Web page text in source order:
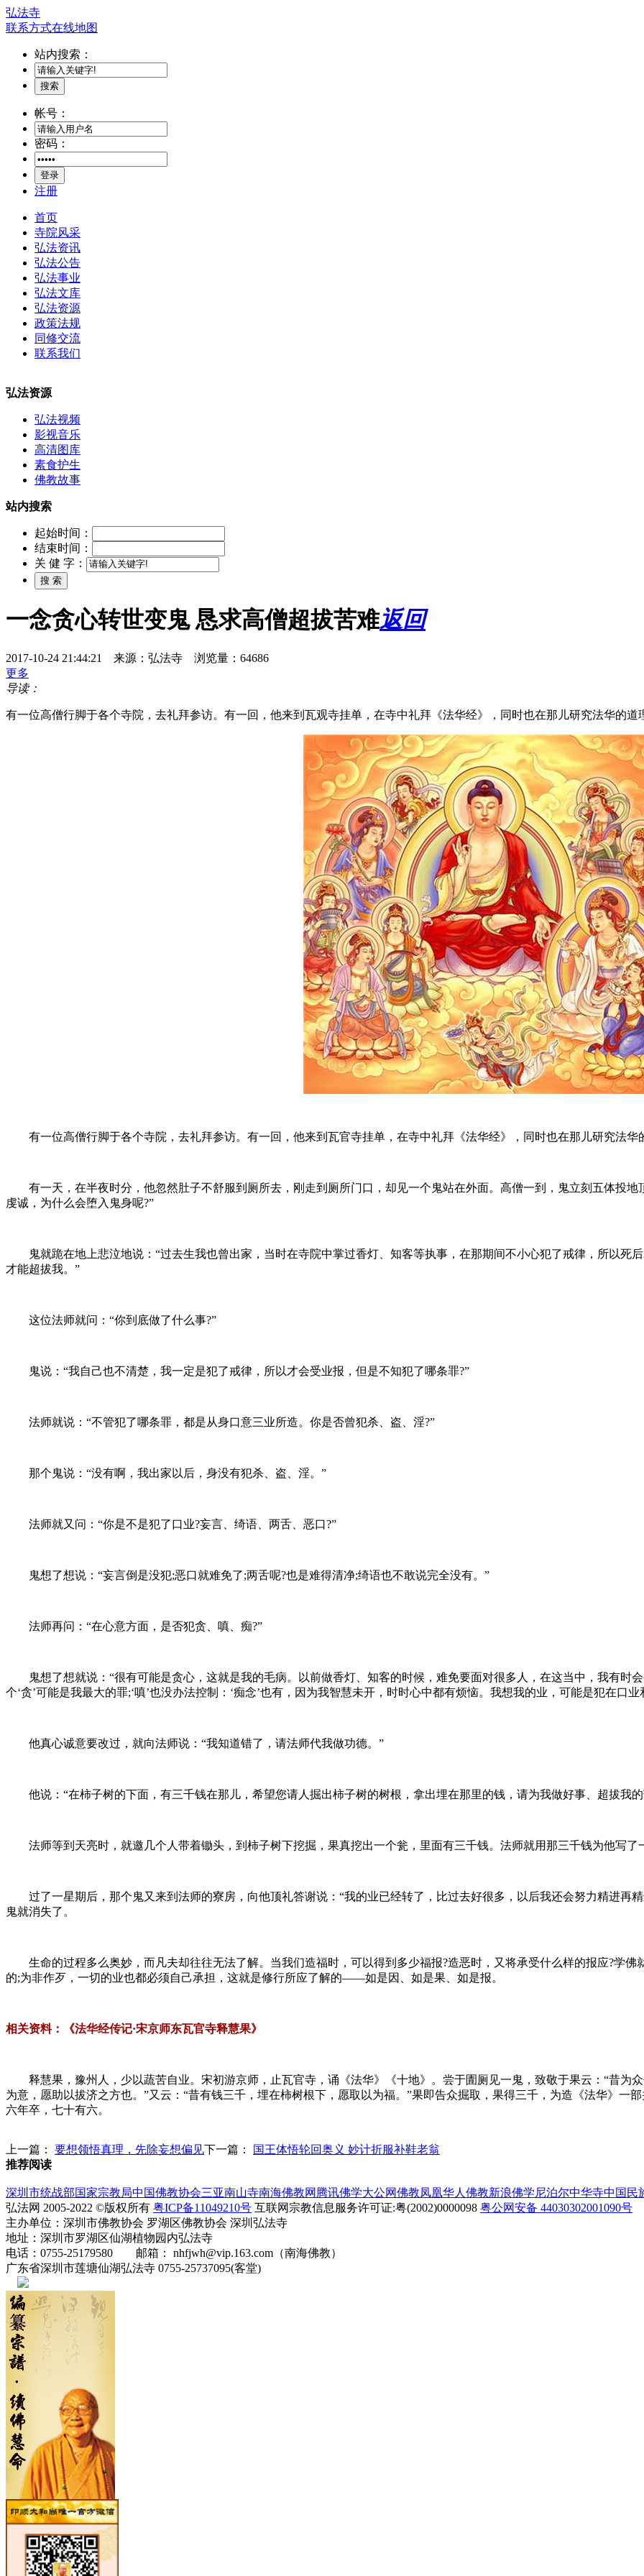
弘法寺
联系方式在线地图
站内搜索：
搜索
帐号：
密码：
登录
注册
首页
寺院风采
弘法资讯
弘法公告
弘法事业
弘法文库
弘法资源
政策法规
同修交流
联系我们
弘法资源
弘法视频
影视音乐
高清图库
素食护生
佛教故事
站内搜索
起始时间：
结束时间：
关 健 字：
一念贪心转世变鬼 恳求高僧超拔苦难返回
2017-10-24 21:44:21 来源：弘法寺 浏览量：64686
更多
导读：
有一位高僧行脚于各个寺院，去礼拜参访。有一回，他来到瓦观寺挂单，在寺中礼拜《法华经》，同时也在那儿研究法华的道
有一位高僧行脚于各个寺院，去礼拜参访。有一回，他来到瓦官寺挂单，在寺中礼拜《法华经》，同时也在那儿研究法华
有一天，在半夜时分，他忽然肚子不舒服到厕所去，刚走到厕所门口，却见一个鬼站在外面。高僧一到，鬼立刻五体投地
虔诚，为什么会堕入鬼身呢?”
鬼就跪在地上悲泣地说：“过去生我也曾出家，当时在寺院中掌过香灯、知客等执事，在那期间不小心犯了戒律，所以死
才能超拔我。”
这位法师就问：“你到底做了什么事?”
鬼说：“我自己也不清楚，我一定是犯了戒律，所以才会受业报，但是不知犯了哪条罪?”
法师就说：“不管犯了哪条罪，都是从身口意三业所造。你是否曾犯杀、盗、淫?”
那个鬼说：“没有啊，我出家以后，身没有犯杀、盗、淫。”
法师就又问：“你是不是犯了口业?妄言、绮语、两舌、恶口?”
鬼想了想说：“妄言倒是没犯;恶口就难免了;两舌呢?也是难得清净;绮语也不敢说完全没有。”
法师再问：“在心意方面，是否犯贪、嗔、痴?”
鬼想了想就说：“很有可能是贪心，这就是我的毛病。以前做香灯、知客的时候，难免要面对很多人，在这当中，我有时
个‘贪’可能是我最大的罪;‘嗔’也没办法控制：‘痴念’也有，因为我智慧未开，时时心中都有烦恼。我想我的业，可能是犯在口业
他真心诚意要改过，就向法师说：“我知道错了，请法师代我做功德。”
他说：“在柿子树的下面，有三千钱在那儿，希望您请人掘出柿子树的树根，拿出埋在那里的钱，请为我做好事、超拔我的
法师等到天亮时，就邀几个人带着锄头，到柿子树下挖掘，果真挖出一个瓮，里面有三千钱。法师就用那三千钱为他写了
过了一星期后，那个鬼又来到法师的寮房，向他顶礼答谢说：“我的业已经转了，比过去好很多，以后我还会努力精进再
鬼就消失了。
生命的过程多么奥妙，而凡夫却往往无法了解。当我们造福时，可以得到多少福报?造恶时，又将承受什么样的报应?学佛
的;为非作歹，一切的业也都必须自己承担，这就是修行所应了解的——如是因、如是果、如是报。
相关资料：《法华经传记·宋京师东瓦官寺释慧果》
释慧果，豫州人，少以蔬苦自业。宋初游京师，止瓦官寺，诵《法华》《十地》。尝于圊厕见一鬼，致敬于果云：“昔为
为意，愿助以拔济之方也。”又云：“昔有钱三千，埋在柿树根下，愿取以为福。”果即告众掘取，果得三千，为造《法华》一
六年卒，七十有六。
上一篇： 要想领悟真理，先除妄想偏见下一篇：
国王体悟轮回奥义 妙计折服补鞋老翁
推荐阅读
深圳市统战部国家宗教局中国佛教协会三亚南山寺南海佛教网 腾讯佛学大公网佛教凤凰华人佛教新浪佛学尼泊尔中华寺中国民
弘法网 2005-2022 ©版权所有 粤ICP备11049210号 互联网宗教信息服务许可证:粤(2002)0000098 粤公网安备 44030302001090号
主办单位：深圳市佛教协会 罗湖区佛教协会 深圳弘法寺
地址：深圳市罗湖区仙湖植物园内弘法寺
电话：0755-25179580 邮箱： nhfjwh@vip.163.com（南海佛教）
广东省深圳市莲塘仙湖弘法寺 0755-25737095(客堂)